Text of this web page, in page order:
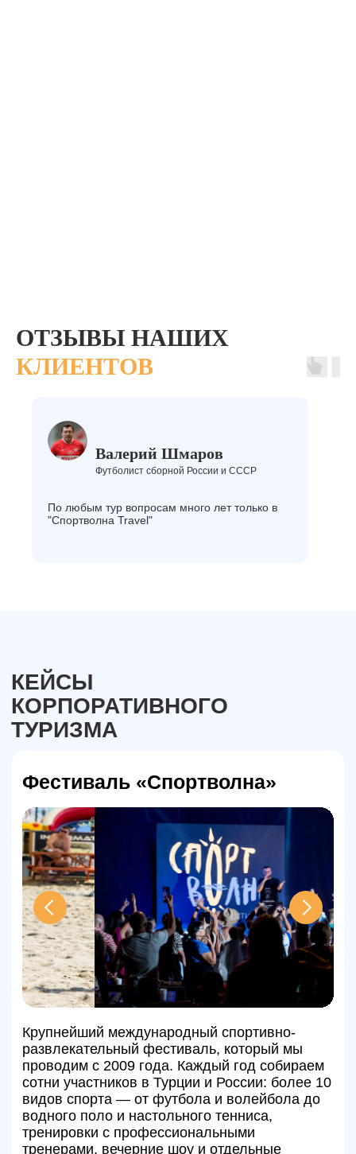
ОТЗЫВЫ НАШИХ
КЛИЕНТОВ
Валерий Шмаров
Футболист сборной России и СССР
По любым тур вопросам много лет только в
"Спортволна Travel"
Гарантии
Работаем официально
по договору
Круглосуточная поддержка
Возврат денег при отмене по
правилам отеля/авиакомпании
ОСТАВЬТЕ ЗАЯВКУ, И
МЫ ПОДБЕРЕМ ТУР ПОД
ВАШИ ПОЖЕЛАНИЯ ЗА
15 МИНУТ